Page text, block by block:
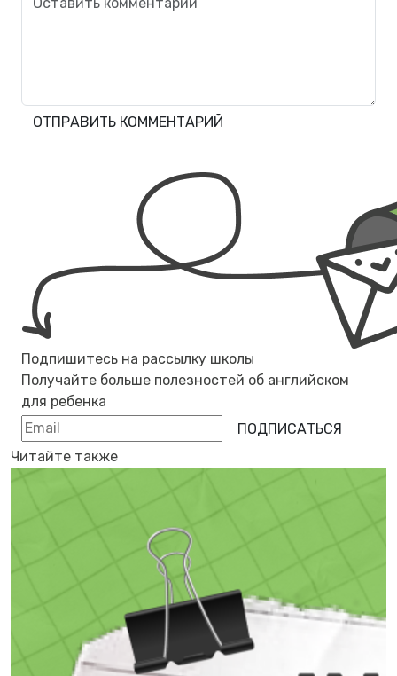
ОТПРАВИТЬ КОММЕНТАРИЙ
Подпишитесь на рассылку школы
Получайте больше полезностей об английском
для ребенка
ПОДПИСАТЬСЯ
Читайте также